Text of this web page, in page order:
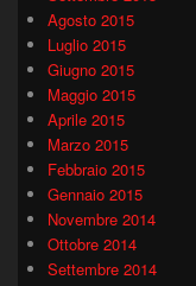
Agosto 2015
Luglio 2015
Giugno 2015
Maggio 2015
Aprile 2015
Marzo 2015
Febbraio 2015
Gennaio 2015
Novembre 2014
Ottobre 2014
Settembre 2014